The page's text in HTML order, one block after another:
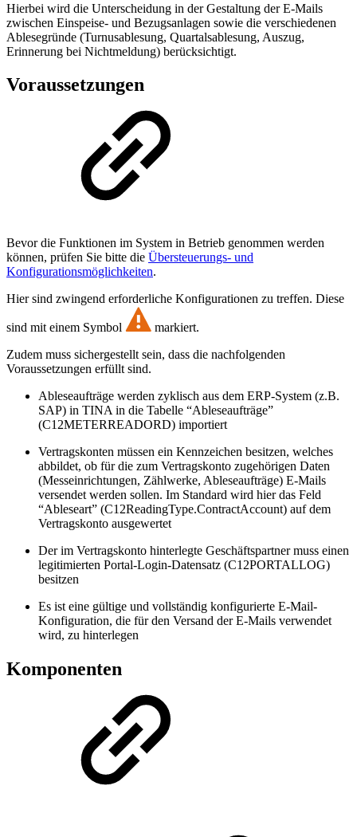
Hierbei wird die Unterscheidung in der Gestaltung der E-Mails
zwischen Einspeise- und Bezugsanlagen sowie die verschiedenen
Ablesegründe (Turnusablesung, Quartalsablesung, Auszug,
Erinnerung bei Nichtmeldung) berücksichtigt.
Voraussetzungen
Bevor die Funktionen im System in Betrieb genommen werden
können, prüfen Sie bitte die Übersteuerungs- und
Konfigurationsmöglichkeiten.
Hier sind zwingend erforderliche Konfigurationen zu treffen. Diese
sind mit einem Symbol
markiert.
Zudem muss sichergestellt sein, dass die nachfolgenden
Voraussetzungen erfüllt sind.
Ableseaufträge werden zyklisch aus dem ERP-System (z.B.
SAP) in TINA in die Tabelle “Ableseaufträge”
(C12METERREADORD) importiert
Vertragskonten müssen ein Kennzeichen besitzen, welches
abbildet, ob für die zum Vertragskonto zugehörigen Daten
(Messeinrichtungen, Zählwerke, Ableseaufträge) E-Mails
versendet werden sollen. Im Standard wird hier das Feld
“Ableseart” (C12ReadingType.ContractAccount) auf dem
Vertragskonto ausgewertet
Der im Vertragskonto hinterlegte Geschäftspartner muss einen
legitimierten Portal-Login-Datensatz (C12PORTALLOG)
besitzen
Es ist eine gültige und vollständig konfigurierte E-Mail-
Konfiguration, die für den Versand der E-Mails verwendet
wird, zu hinterlegen
Komponenten